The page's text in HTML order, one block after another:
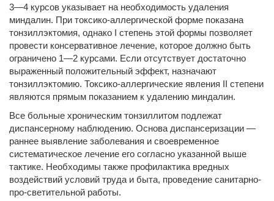
3—4 курсов указывает на необходимость удаления
миндалин. При токсико-аллергической форме показана
тонзиллэктомия, однако I степень этой формы позволяет
провести консервативное лечение, которое должно быть
ограничено 1—2 курсами. Если отсутствует достаточно
выраженный положительный эффект, назначают
тонзиллэктомию. Токсико-аллергические явления II степени
являются прямым показанием к удалению миндалин.
Все больные хроническим тонзиллитом подлежат
диспансерному наблюдению. Основа диспансеризации —
раннее выявление заболевания и своевременное
систематическое лечение его согласно указанной выше
тактике. Необходимы также профилактика вредных
воздействий условий труда и быта, проведение санитарно-
про-светительной работы.